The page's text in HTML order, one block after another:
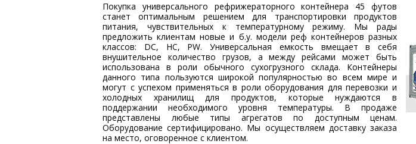
Покупка универсального рефрижераторного контейнера 45 футов
станет оптимальным решением для транспортировки продуктов
питания, чувствительных к температурному режиму. Мы рады
предложить клиентам новые и б.у. модели реф контейнеров разных
классов: DC, HC, PW. Универсальная емкость вмещает в себя
внушительное количество грузов, а между рейсами может быть
использована в роли обычного сухогрузного склада. Контейнеры
данного типа пользуются широкой популярностью во всем мире и
могут с успехом применяться в роли оборудования для перевозки и
холодных хранилищ для продуктов, которые нуждаются в
поддержании необходимого уровня температуры. В продаже
представлены любые типы агрегатов по доступным ценам.
Оборудование сертифицировано. Мы осуществляем доставку заказа
на место, оговоренное с клиентом.